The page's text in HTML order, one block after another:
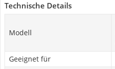
Technische Details
Modell
Geeignet für